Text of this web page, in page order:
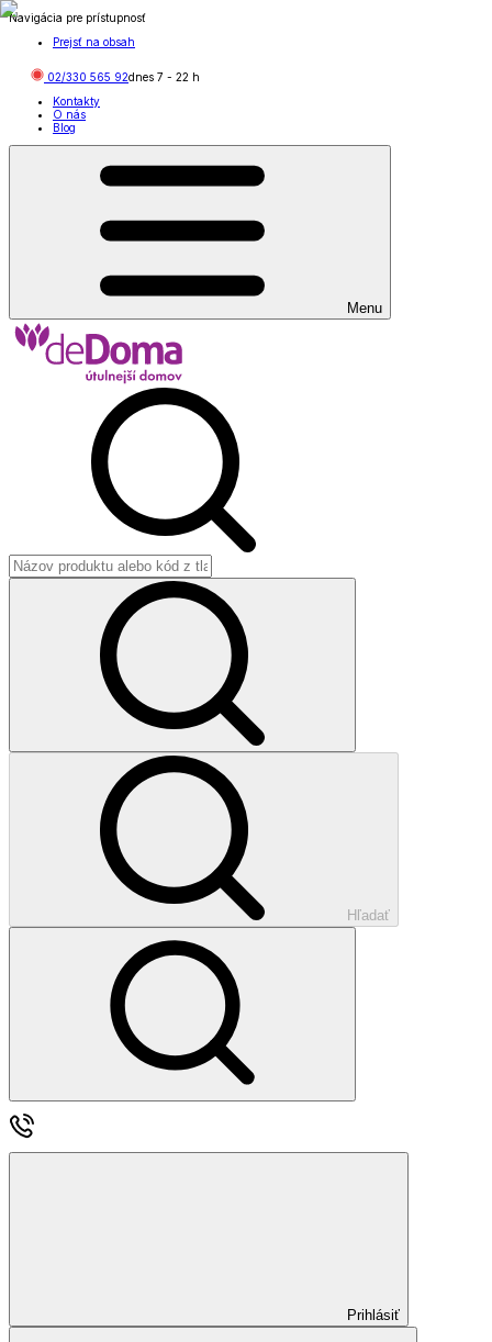
Navigácia pre prístupnosť
Prejsť na obsah
02/330 565 92dnes 7 - 22 h
Kontakty
O nás
Blog
Menu
Hľadať
Prihlásiť